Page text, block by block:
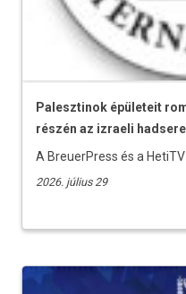
Palesztinok épületeit
részén az izraeli
A BreuerPress és a
2026. július 29